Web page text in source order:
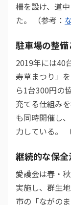
柵を設け、道
た。 （参考：
駐車場の整
2019年には40
寿草まつり」
ら1台300円の
充てる仕組み
も同時開催し
力している。
継続的な保
愛護会は春・
実施し、群生
市の「ながの